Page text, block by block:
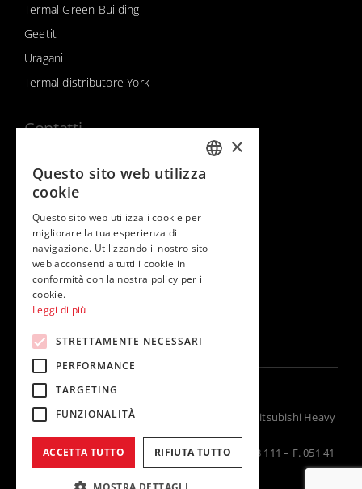
Termal Green Building
Geetit
Uragani
Termal distributore York
Contatti
Contatti & supporto
Seguici su
Termal Group, distributore unico in Italia per Mitsubishi Heavy
Industries
Via della Salute 14, 40132 Bologna – T. 051 41 33 111 – F. 051 41
33 112 – P.IVA 02262920370
×
Questo sito web utilizza
cookie
Questo sito web utilizza i cookie per
migliorare la tua esperienza di
navigazione. Utilizzando il nostro sito
web acconsenti a tutti i cookie in
conformità con la nostra policy per i
cookie.
Leggi di più
STRETTAMENTE NECESSARI
PERFORMANCE
TARGETING
FUNZIONALITÀ
ACCETTA TUTTO RIFIUTA TUTTO